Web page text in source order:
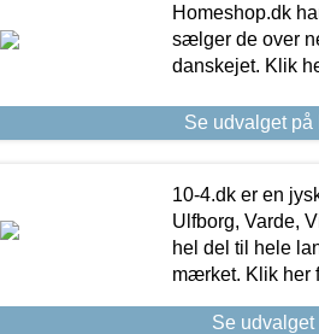
Homeshop.dk
sælger de over
danskejet. Klik
Se udvalget
10-4.dk er en
Ulfborg, Varde,
hel del til hele
mærket. Klik her
Se